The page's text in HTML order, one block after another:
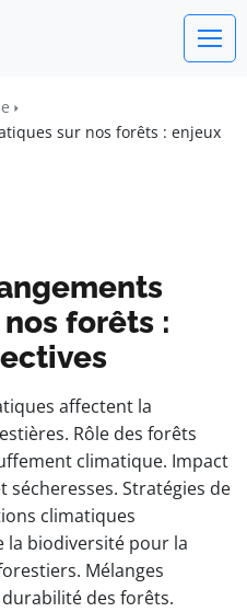
sur nos forêts : enjeux
forêts :
affectent la
Rôle des forêts
climatique. Impact
sécheresses. Stratégies de
climatiques
la biodiversité pour la
Mélanges
des forêts.